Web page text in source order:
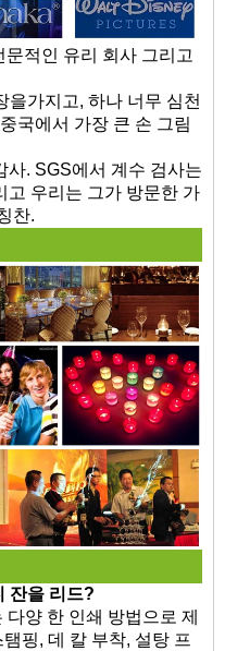
적인 유리 회사 그리고
을가지고, 하나 너무 심천
국에서 가장 큰 손 그림
사. SGS에서 계수 검사는
고 우리는 그가 방문한 가
찬.
잔을 리드?
양 한 인쇄 방법으로 제
핑, 데 칼 부착, 설탕 프